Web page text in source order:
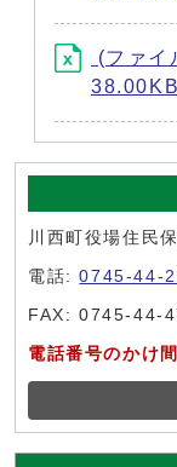
(ファイ
川西町役場住民
電話:0745-44-
FAX: 0745-44-
電話番号のかけ